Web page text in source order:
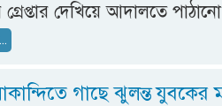
গ্রেপ্তার দেখিয়ে আদালতে
গাছে ঝুলন্ত যুবকের